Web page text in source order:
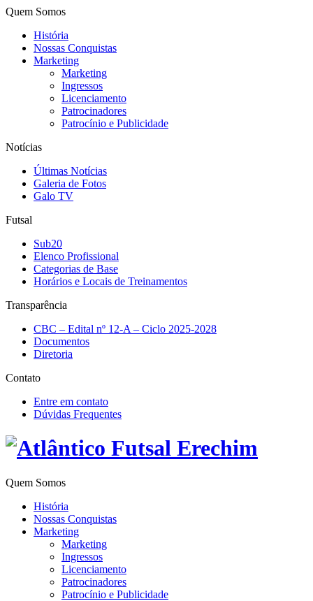
Quem Somos
História
Nossas Conquistas
Marketing
Marketing
Ingressos
Licenciamento
Patrocinadores
Patrocínio e Publicidade
Notícias
Últimas Notícias
Galeria de Fotos
Galo TV
Futsal
Sub20
Elenco Profissional
Categorias de Base
Horários e Locais de Treinamentos
Transparência
CBC – Edital nº 12-A – Ciclo 2025-2028
Documentos
Diretoria
Contato
Entre em contato
Dúvidas Frequentes
Quem Somos
História
Nossas Conquistas
Marketing
Marketing
Ingressos
Licenciamento
Patrocinadores
Patrocínio e Publicidade